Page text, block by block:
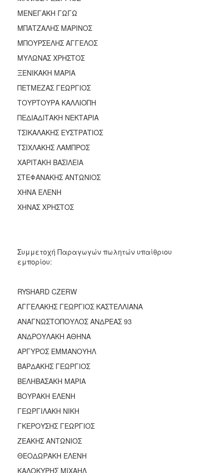
ΜΕΝΕΓΑΚΗ ΓΩΓΩ
ΜΠΑΤΖΑΛΗΣ ΜΑΡΙΝΟΣ
ΜΠΟΥΡΣΕΛΗΣ ΑΓΓΕΛΟΣ
ΜΥΛΩΝΑΣ ΧΡΗΣΤΟΣ
ΞΕΝΙΚΑΚΗ ΜΑΡΙΑ
ΠΕΤΜΕΖΑΣ ΓΕΩΡΓΙΟΣ
ΤΟΥΡΤΟΥΡΑ ΚΑΛΛΙΟΠΗ
ΠΕΔΙΑΔΙΤΑΚΗ ΝΕΚΤΑΡΙΑ
ΤΣΙΚΑΛΑΚΗΣ ΕΥΣΤΡΑΤΙΟΣ
ΤΣΙΧΛΑΚΗΣ ΛΑΜΠΡΟΣ
ΧΑΡΙΤΑΚΗ ΒΑΣΙΛΕΙΑ
ΣΤΕΦΑΝΑΚΗΣ ΑΝΤΩΝΙΟΣ
ΧΗΝΑ ΕΛΕΝΗ
ΧΗΝΑΣ ΧΡΗΣΤΟΣ
Συμμετοχή Παραγωγών πωλητών υπαίθριου
εμπορίου:
RYSHARD CZERW
ΑΓΓΕΛΑΚΗΣ ΓΕΩΡΓΙΟΣ ΚΑΣΤΕΛΛΙΑΝΑ
ΑΝΑΓΝΩΣΤΟΠΟΥΛΟΣ ΑΝΔΡΕΑΣ 93
ΑΝΔΡΟΥΛΑΚΗ ΑΘΗΝΑ
ΑΡΓΥΡΟΣ ΕΜΜΑΝΟΥΗΛ
ΒΑΡΔΑΚΗΣ ΓΕΩΡΓΙΟΣ
ΒΕΛΗΒΑΣΑΚΗ ΜΑΡΙΑ
ΒΟΥΡΑΚΗ ΕΛΕΝΗ
ΓΕΩΡΓΙΛΑΚΗ ΝΙΚΗ
ΓΚΕΡΟΥΣΗΣ ΓΕΩΡΓΙΟΣ
ΖΕΑΚΗΣ ΑΝΤΩΝΙΟΣ
ΘΕΟΔΩΡΑΚΗ ΕΛΕΝΗ
ΚΑΛΟΚΥΡΗΣ ΜΙΧΑΗΛ